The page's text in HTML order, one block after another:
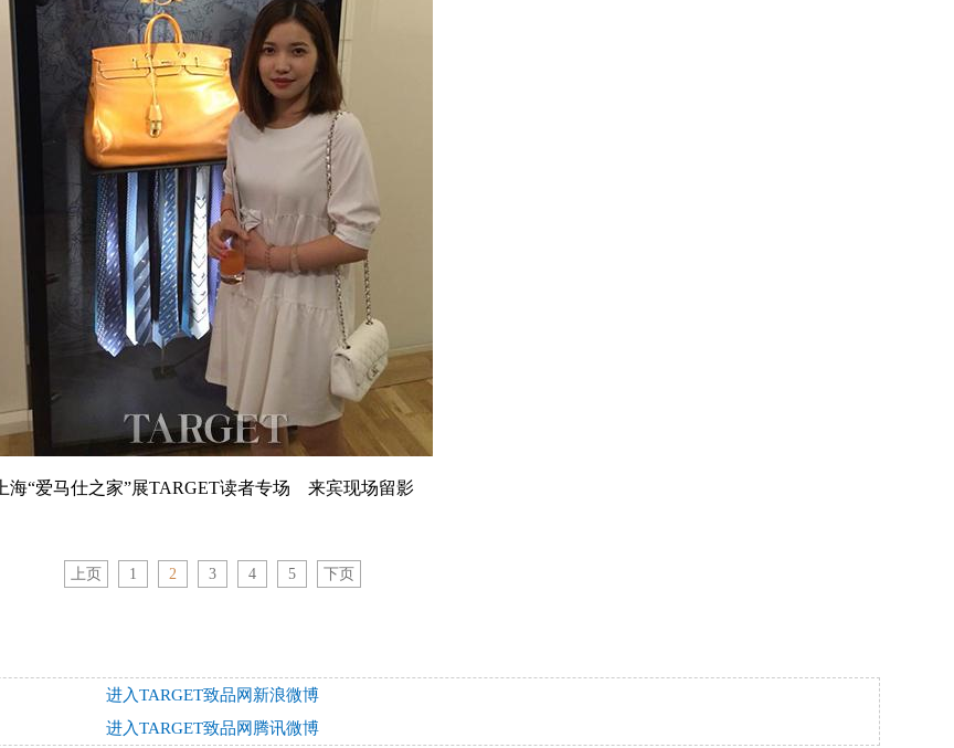
上海“爱马仕之家”展TARGET读者专场 来宾现场留影
上页 1 2 3 4 5 下页
进入TARGET致品网新浪微博
进入TARGET致品网腾讯微博